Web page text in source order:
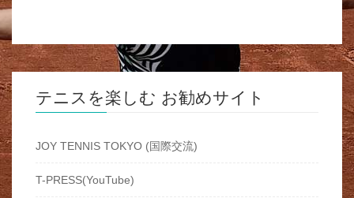
テニスを楽しむ お勧めサイト
JOY TENNIS TOKYO (国際交流)
T-PRESS(YouTube)